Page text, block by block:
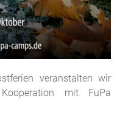
veranstalten wir
mit FuPa